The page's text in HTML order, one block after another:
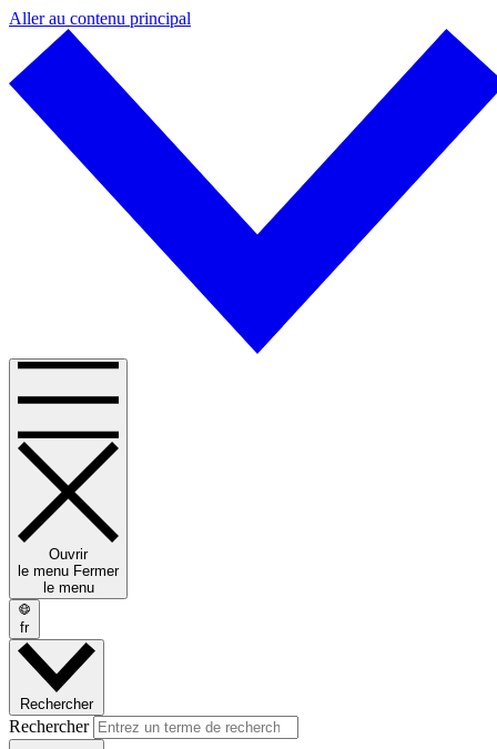
Aller au contenu principal
Ouvrir
le menu Fermer
le menu
fr
Rechercher
Rechercher